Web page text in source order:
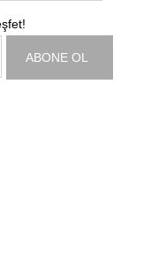
ABONE OL